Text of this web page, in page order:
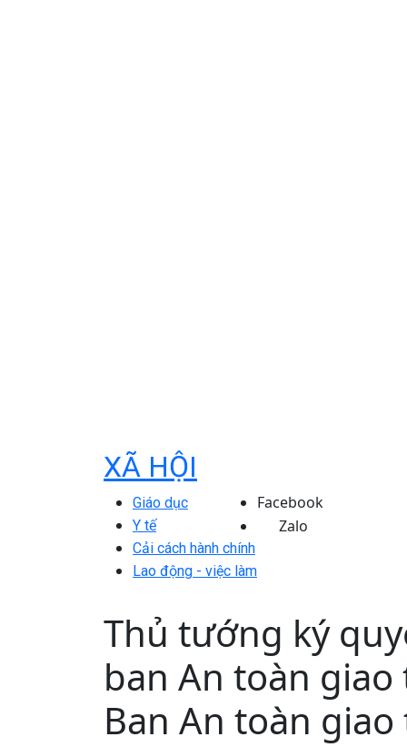
XÃ HỘI
Giáo dục
Y tế
Cải cách hành chính
Lao động - việc làm
Facebook
Zalo
Thủ tướng ký
ban An toàn
Ban An toàn